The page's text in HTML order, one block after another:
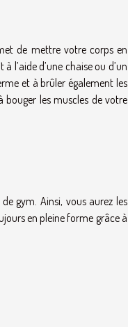
de mettre votre corps en
l’aide d’une chaise ou d’un
et à brûler également les
bouger les muscles de votre
gym. Ainsi, vous aurez les
en pleine forme grâce à